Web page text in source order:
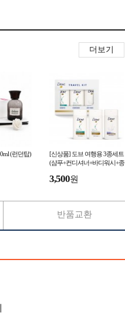
더보기
(런던탑)
[신상품] 도브 여행용 3종세트
(샴푸+컨디셔너+바디워시+종
3,500원
반품교환